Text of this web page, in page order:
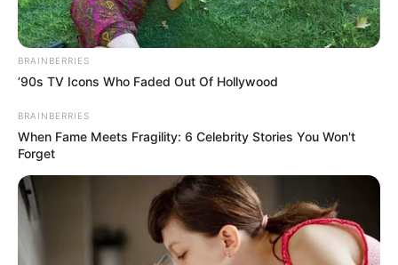
viajan a municipios cercanospara disfrutar de las
piscinas y climas más calientes.
BRAINBERRIES
’90s TV Icons Who Faded Out Of Hollywood
BRAINBERRIES
When Fame Meets Fragility: 6 Celebrity Stories You Won't
Forget